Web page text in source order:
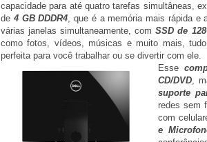
capacidade para até quatro tarefas simultâneas,
de 4 GB DDDR4, que é a memória mais rápida e
várias janelas simultaneamente, comSSD de
como fotos, vídeos, músicas e muito mais,
perfeita para você trabalhar ou se divertir com ele.
Esse
CD/DVD,
suporte
redes sem
com
e